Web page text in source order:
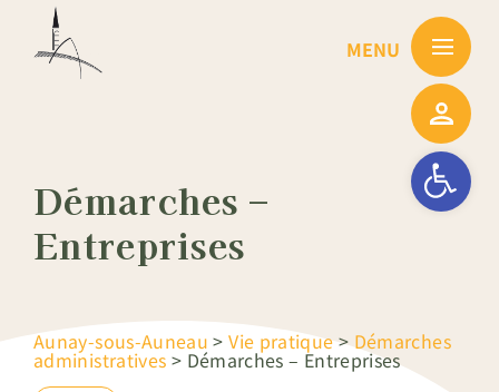
Ouvrir la
Démarches –
Entreprises
Aunay-sous-Auneau >Vie pratique>Démarches
administratives > Démarches – Entreprises